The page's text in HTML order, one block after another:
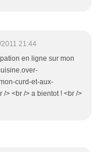
21:44
en ligne sur mon
curd-et-aux-
> <br /> a bientot ! <br />